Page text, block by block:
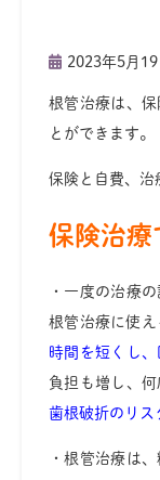
2023年5月19
根管治療は、
とができます。
保険と自費、治
保険治療
・一度の治療
根管治療に使え
時間を短くし
負担も増し、
歯根破折のリス
・根管治療は